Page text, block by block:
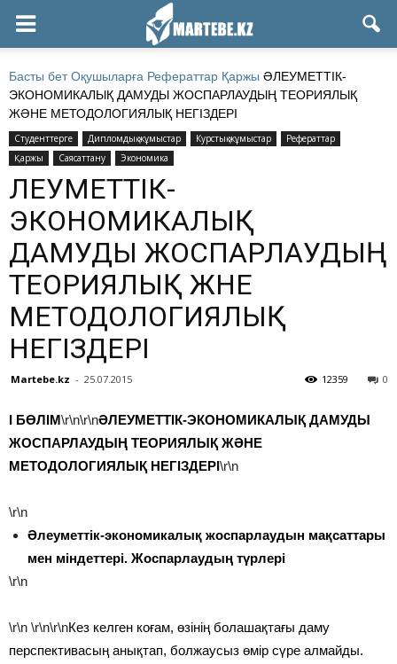
Басты бет Оқушыларға Рефераттар Қаржы ӘЛЕУМЕТТІК-
ЭКОНОМИКАЛЫҚ ДАМУДЫ ЖОСПАРЛАУДЫҢ ТЕОРИЯЛЫҚ
ЖӘНЕ МЕТОДОЛОГИЯЛЫҚ НЕГІЗДЕРІ
Студенттерге Дипломдық жұмыстар Курстық жұмыстар
Рефераттар
Қаржы
Саясаттану Экономика
ӘЛЕУМЕТТІК-
ЭКОНОМИКАЛЫҚ
ДАМУДЫ ЖОСПАРЛАУДЫҢ
ТЕОРИЯЛЫҚ ЖӘНЕ
МЕТОДОЛОГИЯЛЫҚ
НЕГІЗДЕРІ
Martebe.kz - 25.07.2015 0
12359
I БӨЛІМ\r\n\r\nӘЛЕУМЕТТІК-ЭКОНОМИКАЛЫҚ ДАМУДЫ
ЖОСПАРЛАУДЫҢ ТЕОРИЯЛЫҚ ЖӘНЕ
МЕТОДОЛОГИЯЛЫҚ НЕГІЗДЕРІ\r\n
\r\n
Әлеуметтік-экономикалық жоспарлаудын мақсаттары
мен міндеттері. Жоспарлаудың түрлері
\r\n
\r\n \r\n\r\nКез келген коғам, өзінің болашақтағы даму
перспективасың анықтап, болжаусыз өмір сүре алмайды.